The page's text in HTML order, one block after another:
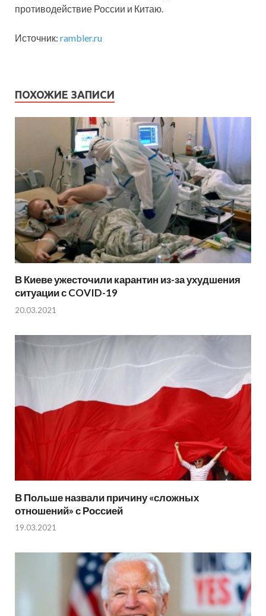
противодействие России и Китаю.
Источник: rambler.ru
ПОХОЖИЕ ЗАПИСИ
В Киеве ужесточили карантин из-за ухудшения
ситуации с COVID-19
20.03.2021
В Польше назвали причину «сложных
отношений» с Россией
19.03.2021